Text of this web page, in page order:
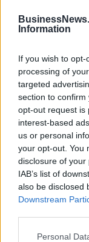
Information
If you wish to
processing of
targeted
section to
opt-out request is
interest-based
us or personal
your opt-out. You
disclosure of
IAB’s list of
also be disclosed
Downstream
Personal
κέρδη 313 εκατ. ευρώ
Χρηματοδότηση 8
σε 843 μέσα
Ξεκίνησε το πενταετές
πρόγραμμα
Τύπου
IAB Hellas: Νέα
Πρόεδρος ο Γαληνός